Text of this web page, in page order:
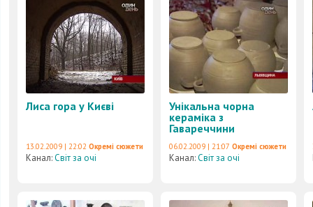
Лиса гора у Києві
13.02.2009 | 22:02 Окремі сюжети
Канал:Світ за очі
Унікальна чорна
кераміка з
Гавареччини
06.02.2009 | 21:07 Окремі сюжети
Канал:Світ за очі